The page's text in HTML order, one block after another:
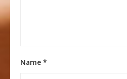
Name *